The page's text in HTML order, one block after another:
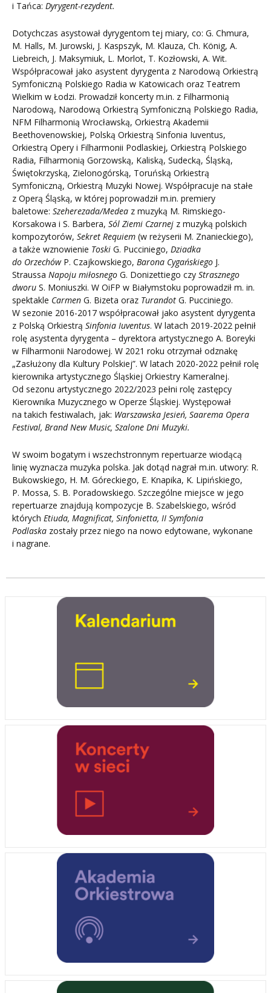
i Tańca: Dyrygent-rezydent.
Dotychczas asystował dyrygentom tej miary, co: G. Chmura,
M. Halls, M. Jurowski, J. Kaspszyk, M. Klauza, Ch. König, A.
Liebreich, J. Maksymiuk, L. Morlot, T. Kozłowski, A. Wit.
Współpracował jako asystent dyrygenta z Narodową Orkiestrą
Symfoniczną Polskiego Radia w Katowicach oraz Teatrem
Wielkim w Łodzi. Prowadził koncerty m.in. z Filharmonią
Narodową, Narodową Orkiestrą Symfoniczną Polskiego Radia,
NFM Filharmonią Wrocławską, Orkiestrą Akademii
Beethovenowskiej, Polską Orkiestrą Sinfonia Iuventus,
Orkiestrą Opery i Filharmonii Podlaskiej, Orkiestrą Polskiego
Radia, Filharmonią Gorzowską, Kaliską, Sudecką, Śląską,
Świętokrzyską, Zielonogórską, Toruńską Orkiestrą
Symfoniczną, Orkiestrą Muzyki Nowej. Współpracuje na stałe
z Operą Śląską, w której poprowadził m.in. premiery
baletowe: Szeherezada/Medea z muzyką M. Rimskiego-
Korsakowa i S. Barbera, Sól Ziemi Czarnej z muzyką polskich
kompozytorów, Sekret Requiem (w reżyserii M. Znanieckiego),
a także wznowienie Toski G. Pucciniego, Dziadka
do Orzechów P. Czajkowskiego, Barona Cygańskiego J.
Straussa Napoju miłosnego G. Donizettiego czy Strasznego
dworu S. Moniuszki. W OiFP w Białymstoku poprowadził m. in.
spektakle Carmen G. Bizeta oraz Turandot G. Pucciniego.
W sezonie 2016-2017 współpracował jako asystent dyrygenta
z Polską Orkiestrą Sinfonia Iuventus. W latach 2019-2022 pełnił
rolę asystenta dyrygenta – dyrektora artystycznego A. Boreyki
w Filharmonii Narodowej. W 2021 roku otrzymał odznakę
„Zasłużony dla Kultury Polskiej”. W latach 2020-2022 pełnił rolę
kierownika artystycznego Śląskiej Orkiestry Kameralnej.
Od sezonu artystycznego 2022/2023 pełni rolę zastępcy
Kierownika Muzycznego w Operze Śląskiej. Występował
na takich festiwalach, jak: Warszawska Jesień, Saarema Opera
Festival, Brand New Music, Szalone Dni Muzyki.
W swoim bogatym i wszechstronnym repertuarze wiodącą
linię wyznacza muzyka polska. Jak dotąd nagrał m.in. utwory: R.
Bukowskiego, H. M. Góreckiego, E. Knapika, K. Lipińskiego,
P. Mossa, S. B. Poradowskiego. Szczególne miejsce w jego
repertuarze znajdują kompozycje B. Szabelskiego, wśród
których Etiuda, Magnificat, Sinfonietta, II Symfonia
Podlaska zostały przez niego na nowo edytowane, wykonane
i nagrane.